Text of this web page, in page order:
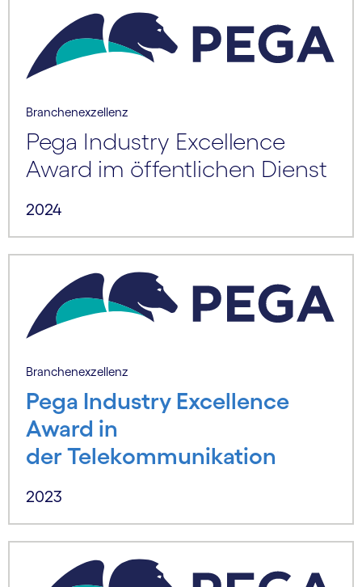
Branchenexzellenz
Pega Industry Excellence
Award im öffentlichen Dienst
2024
Branchenexzellenz
Pega Industry Excellence
Award in
der Telekommunikation
2023